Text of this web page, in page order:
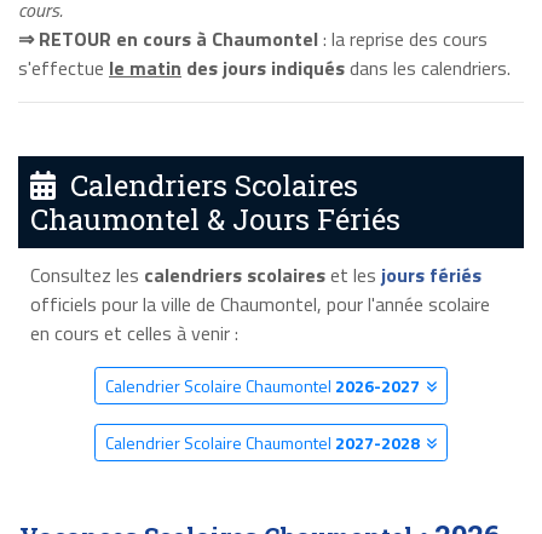
cours.
⇒ RETOUR en cours à Chaumontel: la reprise des cours
s'effectue le matin des jours indiquésdans les calendriers.
Calendriers Scolaires
Chaumontel & Jours Fériés
Consultez les calendriers scolaireset les jours fériés
officiels pour la ville de Chaumontel, pour l'année scolaire
en cours et celles à venir :
Calendrier Scolaire Chaumontel 2026-2027
Calendrier Scolaire Chaumontel 2027-2028